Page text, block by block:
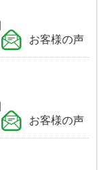
お客様の声
お客様の声